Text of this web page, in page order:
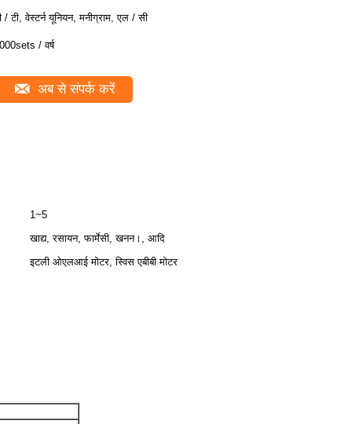
/ टी, वेस्टर्न यूनियन, मनीग्राम, एल / सी
/ वर्ष
अब से संपर्क करें
1~5
खाद्य, रसायन, फार्मेसी, खनन।, आदि
इटली ओएलआई मोटर, स्विस एबीबी मोटर